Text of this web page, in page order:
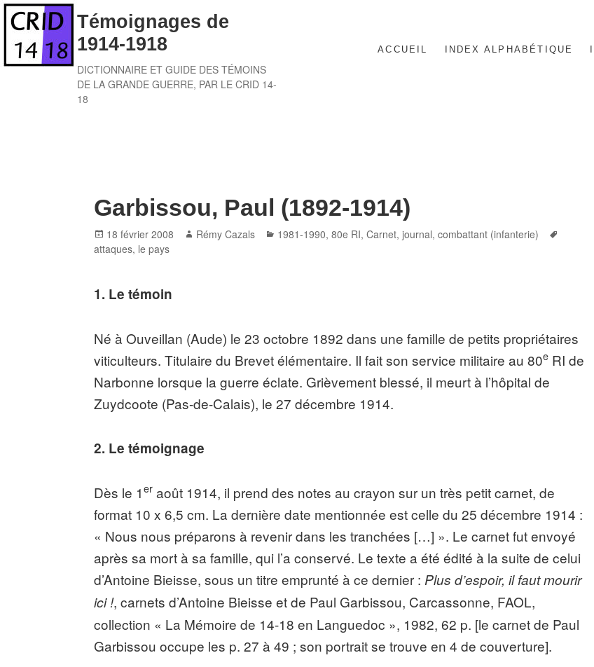
Skip
content
Témoignages de
1914-1918
DICTIONNAIRE ET GUIDE DES TÉMOINS
DE LA GRANDE GUERRE, PAR LE CRID 14-
18
ACCUEIL INDEX ALPHABÉTIQUE
Garbissou, Paul (1892-1914)
Posted
on
18 février 2008 Author
Rémy Cazals Categories
1981-1990,80e RI,Carnet, journal,combattant (infanterie)
attaques, le pays
1. Le témoin
Né à Ouveillan (Aude) le 23 octobre 1892 dans une famille de petits propriétaires
viticulteurs. Titulaire du Brevet élémentaire. Il fait son service militaire au 80e RI de
Narbonne lorsque la guerre éclate. Grièvement blessé, il meurt à l’hôpital de
Zuydcoote (Pas-de-Calais), le 27 décembre 1914.
2. Le témoignage
Dès le 1er août 1914, il prend des notes au crayon sur un très petit carnet, de
format 10 x 6,5 cm. La dernière date mentionnée est celle du 25 décembre 1914 :
« Nous nous préparons à revenir dans les tranchées […] ». Le carnet fut envoyé
après sa mort à sa famille, qui l’a conservé. Le texte a été édité à la suite de celui
d’Antoine Bieisse, sous un titre emprunté à ce dernier : Plus d’espoir, il faut mourir
ici !, carnets d’Antoine Bieisse et de Paul Garbissou, Carcassonne, FAOL,
collection « La Mémoire de 14-18 en Languedoc », 1982, 62 p. [le carnet de Paul
Garbissou occupe les p. 27 à 49 ; son portrait se trouve en 4 de couverture].